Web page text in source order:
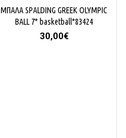
ΜΠΑΛΑ SPALDING GREEK OLYMPIC
BALL 7* basketball*83424
30,00€